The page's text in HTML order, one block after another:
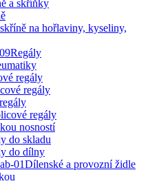
a skříňky
na hořlaviny, kyseliny,
Regály
regály
regály
regály
nosností
do skladu
do dílny
Dílenské a provozní židle